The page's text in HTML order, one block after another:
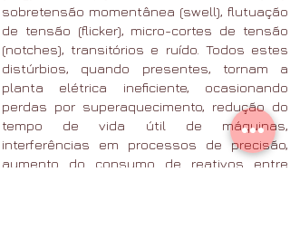
sobretensão momentânea (swell), flutuação
de tensão (flicker), micro-cortes de tensão
(notches), transitórios e ruído. Todos estes
distúrbios, quando presentes, tornam a
planta elétrica ineficiente, ocasionando
perdas por superaquecimento, redução do
tempo de vida útil de máquinas,
interferências em processos de precisão,
aumento do consumo de reativos entre